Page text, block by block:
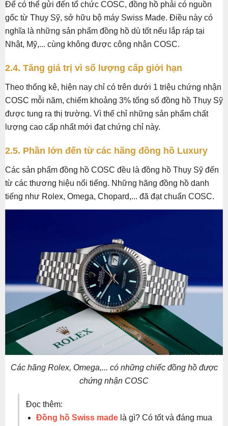
Để có thể gửi đến tổ chức COSC, đồng hồ phải có nguồn
gốc từ Thụy Sỹ, sở hữu bộ máy Swiss Made. Điều này có
nghĩa là những sản phẩm đồng hồ dù tốt nếu lắp ráp tại
Nhật, Mỹ,... cùng không được công nhận COSC.
2.4. Tăng giá trị vì số lượng cấp giới hạn
Theo thống kê, hiện nay chỉ có trên dưới 1 triệu chứng nhận
COSC mỗi năm, chiếm khoảng 3% tổng số đồng hồ Thụy Sỹ
được tung ra thị trường. Vì thế chỉ những sản phẩm chất
lượng cao cấp nhất mới đạt chứng chỉ này.
2.5. Phần lớn đến từ các hãng đồng hồ Luxury
Các sản phẩm đồng hồ COSC đều là đồng hồ Thụy Sỹ đến
từ các thương hiệu nổi tiếng. Những hãng đồng hồ danh
tiếng như Rolex, Omega, Chopard,... đã đạt chuẩn COSC.
Các hãng Rolex, Omega,... có những chiếc đồng hồ được
chứng nhận COSC
Đọc thêm:
Đồng hồ Swiss made là gì? Có tốt và đáng mua